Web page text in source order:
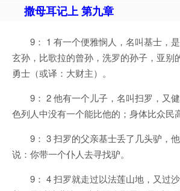
撒母耳记上 第九章
9： 1 有一个便雅悯人，名叫基士，
玄孙，比歌拉的曾孙，洗罗的孙子，亚别
勇士（或译：大财主）。
9： 2 他有一个儿子，名叫扫罗，又
色列人中没有一个能比他的；身体比众民
9： 3 扫罗的父亲基士丢了几头驴，
说：你带一个仆人去寻找驴。
9： 4 扫罗就走过以法莲山地，又过